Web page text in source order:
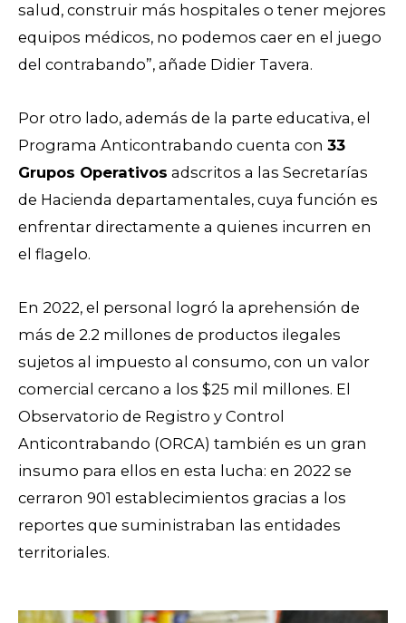
salud, construir más hospitales o tener mejores
equipos médicos, no podemos caer en el juego
del contrabando”, añade Didier Tavera.
Por otro lado, además de la parte educativa, el
Programa Anticontrabando cuenta con 33
Grupos Operativos adscritos a las Secretarías
de Hacienda departamentales, cuya función es
enfrentar directamente a quienes incurren en
el flagelo.
En 2022, el personal logró la aprehensión de
más de 2.2 millones de productos ilegales
sujetos al impuesto al consumo, con un valor
comercial cercano a los $25 mil millones. El
Observatorio de Registro y Control
Anticontrabando (ORCA) también es un gran
insumo para ellos en esta lucha: en 2022 se
cerraron 901 establecimientos gracias a los
reportes que suministraban las entidades
territoriales.